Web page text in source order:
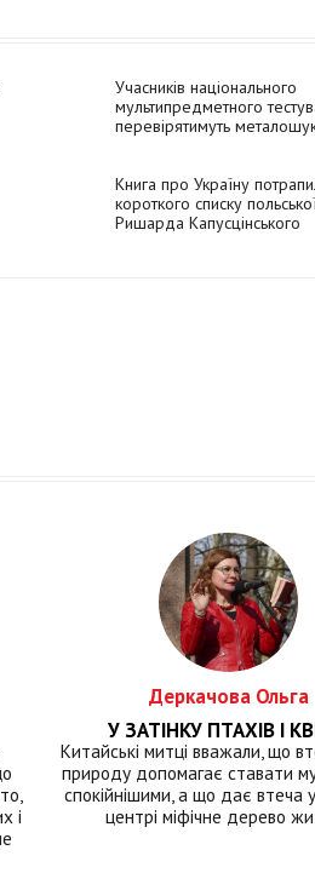
Учасників національного
мультипредметного
перевірятимуть
Книга про Україну
короткого списку
Ришарда Капусцінського
і
Деркачова Ольга
У ЗАТІНКУ ПТАХІВ І
Китайські митці вважали, що
природу допомагає ставати
спокійнішими, а що дає втеча
центрі міфічне дерево